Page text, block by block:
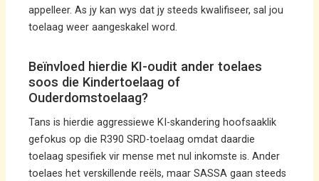
appelleer. As jy kan wys dat jy steeds kwalifiseer, sal jou
toelaag weer aangeskakel word.
Beïnvloed hierdie KI-oudit ander toelaes
soos die Kindertoelaag of
Ouderdomstoelaag?
Tans is hierdie aggressiewe KI-skandering hoofsaaklik
gefokus op die R390 SRD-toelaag omdat daardie
toelaag spesifiek vir mense met nul inkomste is. Ander
toelaes het verskillende reëls, maar SASSA gaan steeds